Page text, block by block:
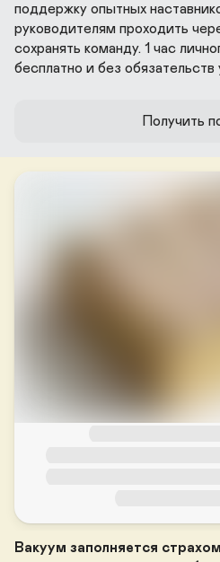
поддержку опытных
руководителям проходить
сохранять команду. 1 час
бесплатно и без обязательств
Получить
Вакуум заполняется